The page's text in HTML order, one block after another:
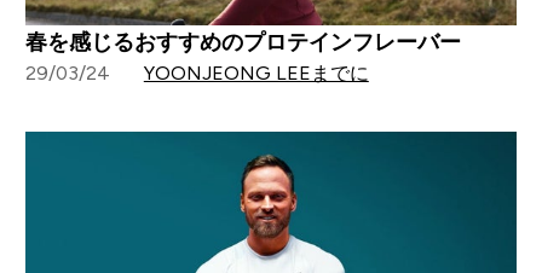
春を感じるおすすめのプロテインフレーバー
29/03/24 YOONJEONG LEEまでに